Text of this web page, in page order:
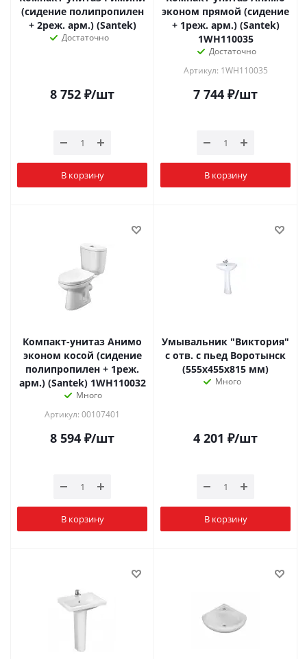
(сидение полипропилен
+ 2реж. арм.) (Santek)
Достаточно
8 752 ₽/шт
В корзину
эконом прямой (сидение
+ 1реж. арм.) (Santek)
1WH110035
Достаточно
Артикул: 1WH110035
7 744 ₽/шт
В корзину
Компакт-унитаз Анимо
эконом косой (сидение
полипропилен + 1реж.
арм.) (Santek) 1WH110032
Много
Артикул: 00107401
8 594 ₽/шт
В корзину
Умывальник "Виктория"
с отв. с пьед Воротынск
(555х455х815 мм)
Много
4 201 ₽/шт
В корзину